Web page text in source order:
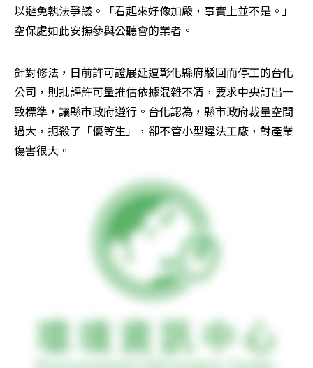
以避免執法爭議。「看起來好像加嚴，事實上並不是。」
空保處如此安撫參與公聽會的業者。
針對修法，日前許可證展延遭彰化縣府駁回而停工的台化
公司，則批評許可量推估依據混雜不清，要求中央訂出一
致標準，讓縣市政府遵行。台化認為，縣市政府裁量空間
過大，扼殺了「優等生」，卻不管小型違法工廠，對產業
傷害很大。